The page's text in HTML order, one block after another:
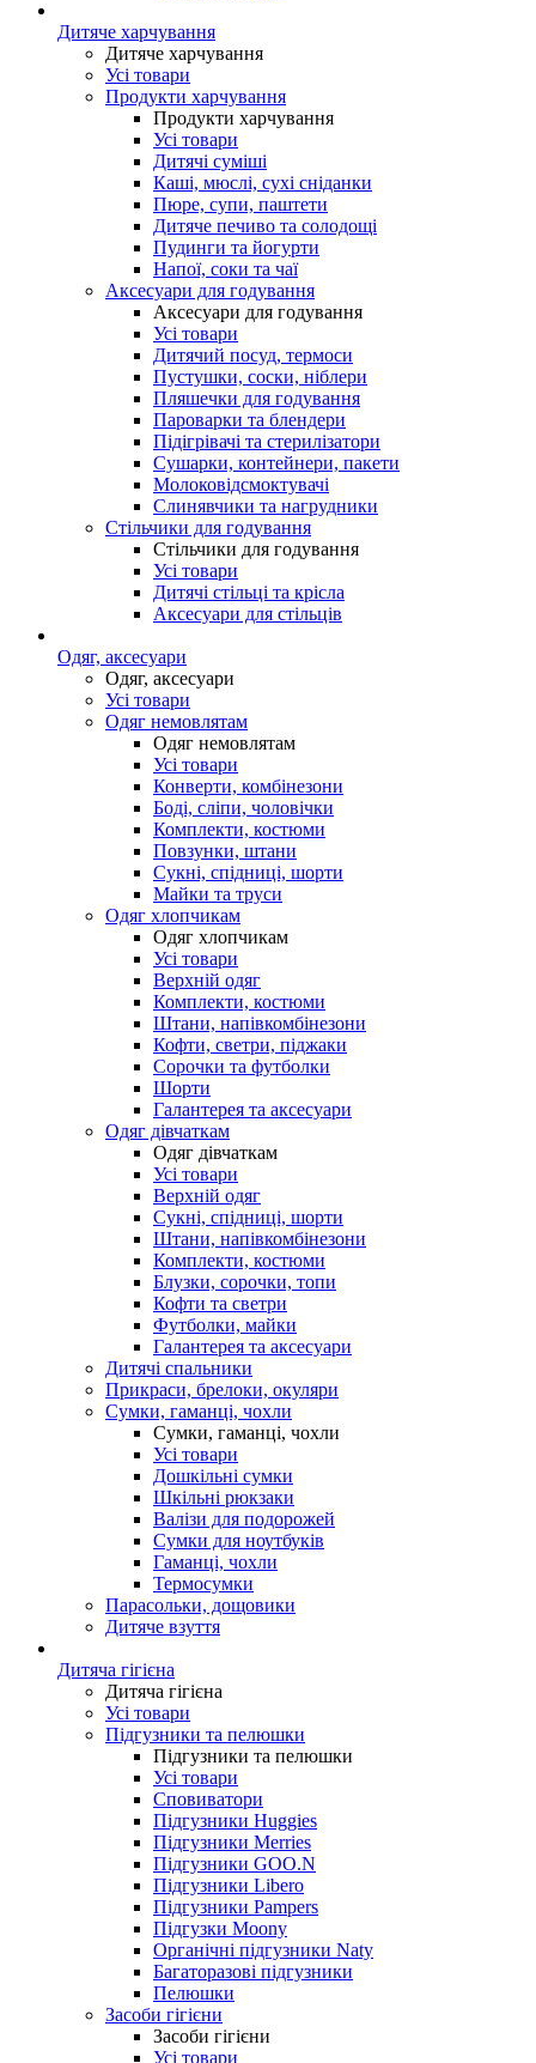
Дитяче харчування
Дитяче харчування
Усі товари
Продукти харчування
Продукти харчування
Усі товари
Дитячі суміші
Каші, мюслі, сухі сніданки
Пюре, супи, паштети
Дитяче печиво та солодощі
Пудинги та йогурти
Напої, соки та чаї
Аксесуари для годування
Аксесуари для годування
Усі товари
Дитячий посуд, термоси
Пустушки, соски, ніблери
Пляшечки для годування
Пароварки та блендери
Підігрівачі та стерилізатори
Сушарки, контейнери, пакети
Молоковідсмоктувачі
Слинявчики та нагрудники
Стільчики для годування
Стільчики для годування
Усі товари
Дитячі стільці та крісла
Аксесуари для стільців
Одяг, аксесуари
Одяг, аксесуари
Усі товари
Одяг немовлятам
Одяг немовлятам
Усі товари
Конверти, комбінезони
Боді, сліпи, чоловічки
Комплекти, костюми
Повзунки, штани
Сукні, спідниці, шорти
Майки та труси
Одяг хлопчикам
Одяг хлопчикам
Усі товари
Верхній одяг
Комплекти, костюми
Штани, напівкомбінезони
Кофти, светри, піджаки
Сорочки та футболки
Шорти
Галантерея та аксесуари
Одяг дівчаткам
Одяг дівчаткам
Усі товари
Верхній одяг
Сукні, спідниці, шорти
Штани, напівкомбінезони
Комплекти, костюми
Блузки, сорочки, топи
Кофти та светри
Футболки, майки
Галантерея та аксесуари
Дитячі спальники
Прикраси, брелоки, окуляри
Сумки, гаманці, чохли
Сумки, гаманці, чохли
Усі товари
Дошкільні сумки
Шкільні рюкзаки
Валізи для подорожей
Сумки для ноутбуків
Гаманці, чохли
Термосумки
Парасольки, дощовики
Дитяче взуття
Дитяча гігієна
Дитяча гігієна
Усі товари
Підгузники та пелюшки
Підгузники та пелюшки
Усі товари
Сповиватори
Підгузники Huggies
Підгузники Merries
Підгузники GOO.N
Підгузники Libero
Підгузники Pampers
Підгузки Moony
Органічні підгузники Naty
Багаторазові підгузники
Пелюшки
Засоби гігієни
Засоби гігієни
Усі товари